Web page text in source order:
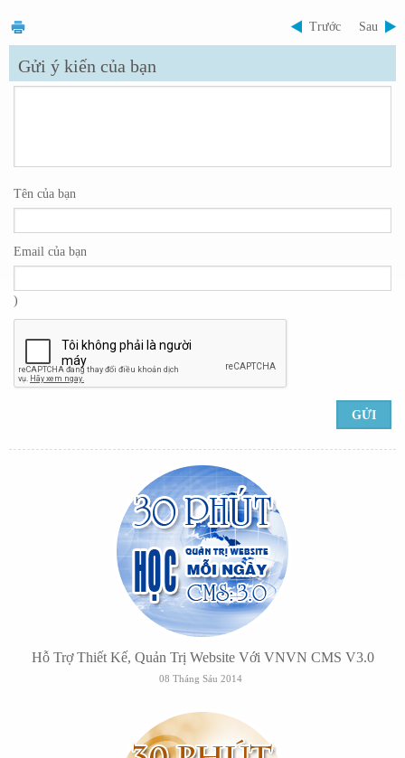
Trước Sau
Gửi ý kiến của bạn
Tên của bạn
Email của bạn
)
Hỗ Trợ Thiết Kế, Quản Trị Website Với VNVN CMS V3.0
08 Tháng Sáu 2014